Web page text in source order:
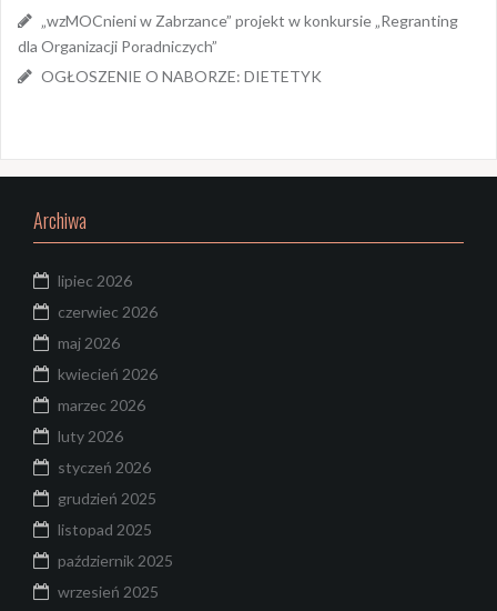
„wzMOCnieni w Zabrzance” projekt w konkursie „Regranting
dla Organizacji Poradniczych”
OGŁOSZENIE O NABORZE: DIETETYK
Archiwa
lipiec 2026
czerwiec 2026
maj 2026
kwiecień 2026
marzec 2026
luty 2026
styczeń 2026
grudzień 2025
listopad 2025
październik 2025
wrzesień 2025